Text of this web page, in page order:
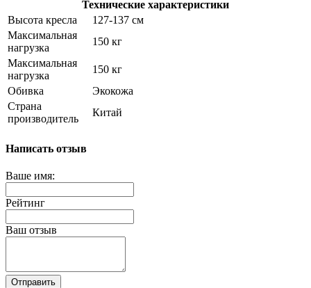
Технические характеристики
Высота кресла
127-137 см
Максимальная
нагрузка
150 кг
Максимальная
нагрузка
150 кг
Обивка
Экокожа
Страна
производитель
Китай
Написать отзыв
Ваше имя:
Рейтинг
Ваш отзыв
Отправить